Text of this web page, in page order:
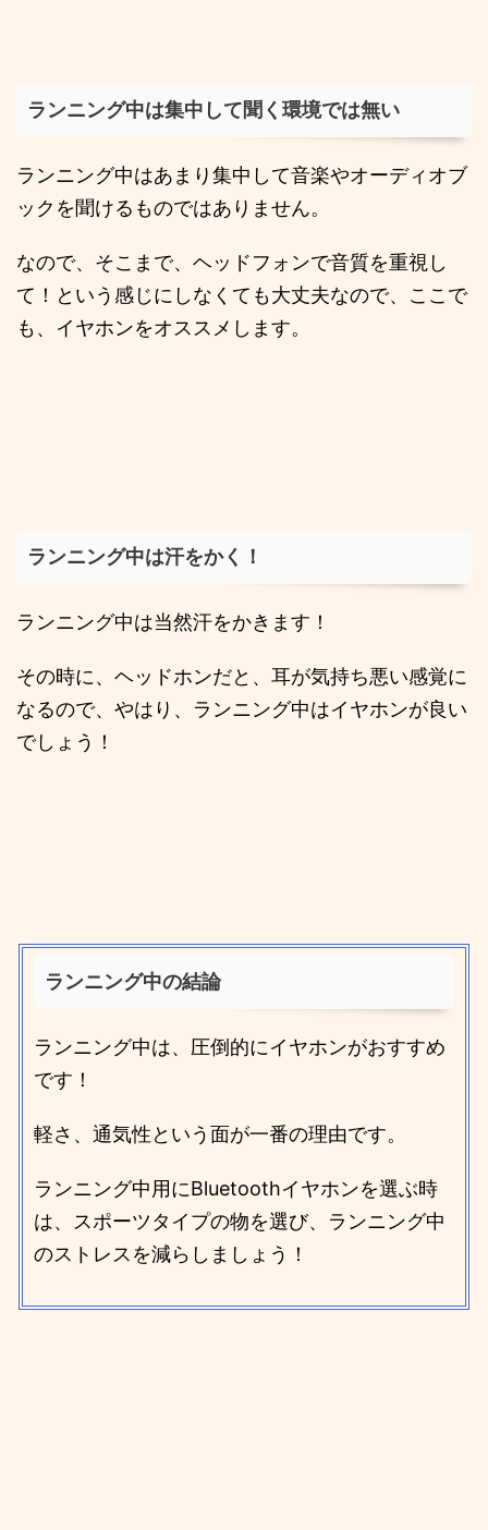
ランニング中は集中して聞く環境では無い
ランニング中はあまり集中して音楽やオーディオブ
ックを聞けるものではありません。
なので、そこまで、ヘッドフォンで音質を重視し
て！という感じにしなくても大丈夫なので、ここで
も、イヤホンをオススメします。
ランニング中は汗をかく！
ランニング中は当然汗をかきます！
その時に、ヘッドホンだと、耳が気持ち悪い感覚に
なるので、やはり、ランニング中はイヤホンが良い
でしょう！
ランニング中の結論
ランニング中は、圧倒的にイヤホンがおすすめ
です！
軽さ、通気性という面が一番の理由です。
ランニング中用にBluetoothイヤホンを選ぶ時
は、スポーツタイプの物を選び、ランニング中
のストレスを減らしましょう！